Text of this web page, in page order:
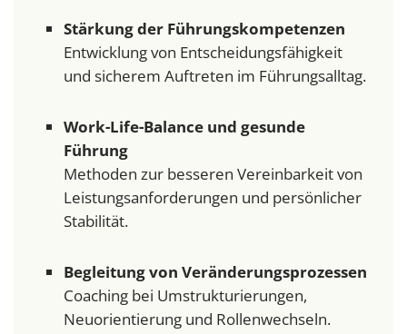
Stärkung der Führungskompetenzen
Entwicklung von Entscheidungsfähigkeit
und sicherem Auftreten im Führungsalltag.
Work-Life-Balance und gesunde
Führung
Methoden zur besseren Vereinbarkeit von
Leistungsanforderungen und persönlicher
Stabilität.
Begleitung von Veränderungsprozessen
Coaching bei Umstrukturierungen,
Neuorientierung und Rollenwechseln.